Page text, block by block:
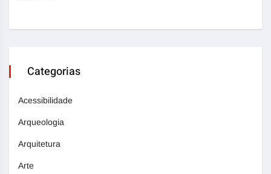
Categorias
Acessibilidade
Arqueologia
Arquitetura
Arte